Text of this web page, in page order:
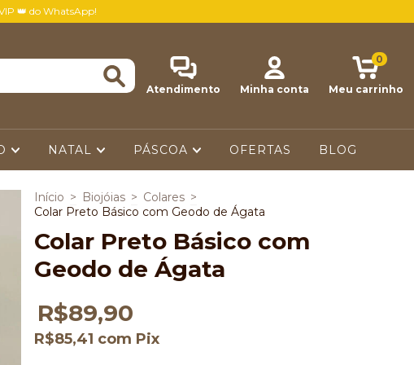
👑 do WhatsApp!
Atendimento Minha conta Meu carrinho
0
NATAL PÁSCOA OFERTAS BLOG
Início > Biojóias > Colares >
Colar Preto Básico com Geodo de Ágata
Colar Preto Básico com
Geodo de Ágata
R$89,90
R$85,41 com Pix